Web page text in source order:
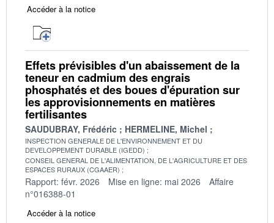
Accéder à la notice
Effets prévisibles d'un abaissement de la
teneur en cadmium des engrais
phosphatés et des boues d'épuration sur
les approvisionnements en matières
fertilisantes
SAUDUBRAY, Frédéric HERMELINE, Michel
INSPECTION GENERALE DE L'ENVIRONNEMENT ET DU
DEVELOPPEMENT DURABLE (IGEDD)
CONSEIL GENERAL DE L'ALIMENTATION, DE L'AGRICULTURE ET DES
ESPACES RURAUX (CGAAER)
Rapport: févr. 2026 Mise en ligne: mai 2026
Affaire
n°016388-01
Accéder à la notice